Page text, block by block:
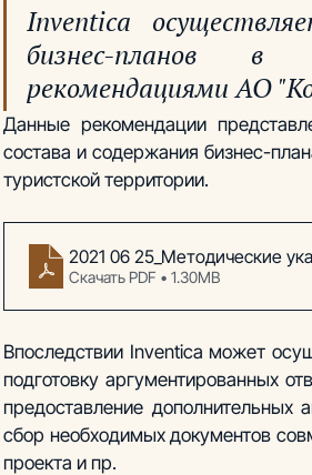
Inventica
бизнес-планов в
рекомендациями АО
Данные рекомендации
состава и содержания бизнес-
туристской территории.
2021 06 25_Методические
Скачать PDF • 1.30MB
Впоследствии Inventica может
подготовку аргументированных
предоставление дополнительных
сбор необходимых документов
проекта и пр.